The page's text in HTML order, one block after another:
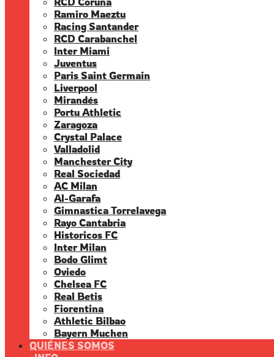
Ramiro Maeztu
Racing Santander
RCD Carabanchel
Inter Miami
Juventus
Paris Saint Germain
Liverpool
Mirandés
Portu Athletic
Zaragoza
Crystal Palace
Valladolid
Manchester City
Real Sociedad
AC Milan
Al-Garafa
Gimnastica Torrelavega
Rayo Cantabria
Historicos FC
Inter Milan
Bodo Glimt
Oviedo
Chelsea FC
Real Betis
Fiorentina
Athletic Bilbao
Bayern Muchen
QUIÉNES SOMOS